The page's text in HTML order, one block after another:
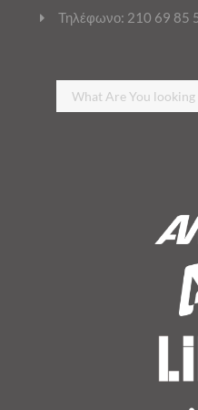
Τηλέφωνο: 210 69 85